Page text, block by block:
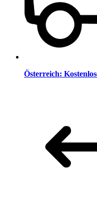
Österreich: